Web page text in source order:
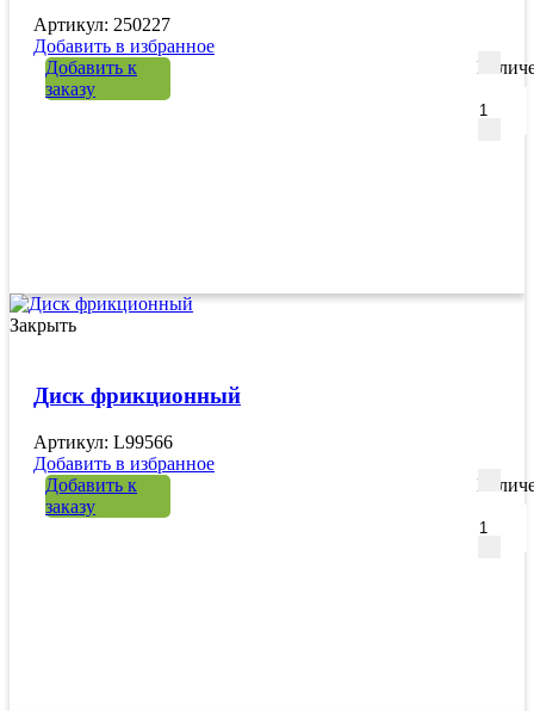
Артикул: 250227
Добавить в избранное
Добавить к
заказу
Закрыть
Диск фрикционный
Артикул: L99566
Добавить в избранное
Добавить к
заказу